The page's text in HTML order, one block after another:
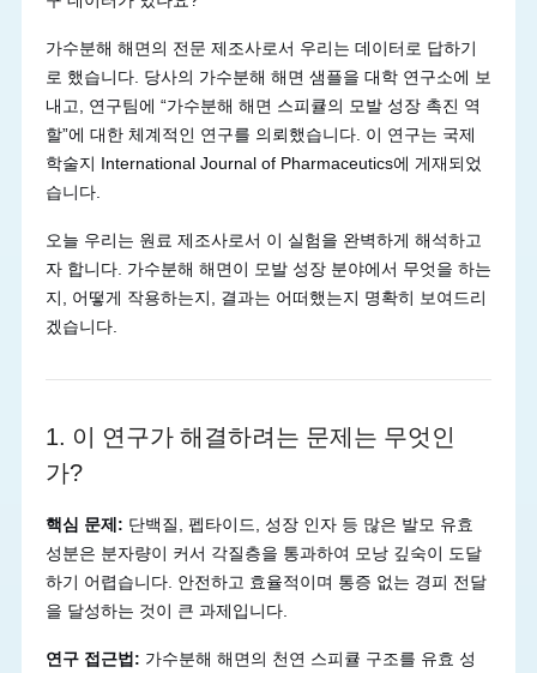
가수분해 해면의 전문 제조사로서 우리는 데이터로 답하기
로 했습니다. 당사의 가수분해 해면 샘플을 대학 연구소에 보
내고, 연구팀에 “가수분해 해면 스피큘의 모발 성장 촉진 역
할”에 대한 체계적인 연구를 의뢰했습니다. 이 연구는 국제
학술지 International Journal of Pharmaceutics에 게재되었
습니다.
오늘 우리는 원료 제조사로서 이 실험을 완벽하게 해석하고
자 합니다. 가수분해 해면이 모발 성장 분야에서 무엇을 하는
지, 어떻게 작용하는지, 결과는 어떠했는지 명확히 보여드리
겠습니다.
1. 이 연구가 해결하려는 문제는 무엇인
가?
핵심 문제: 단백질, 펩타이드, 성장 인자 등 많은 발모 유효
성분은 분자량이 커서 각질층을 통과하여 모낭 깊숙이 도달
하기 어렵습니다. 안전하고 효율적이며 통증 없는 경피 전달
을 달성하는 것이 큰 과제입니다.
연구 접근법: 가수분해 해면의 천연 스피큘 구조를 유효 성